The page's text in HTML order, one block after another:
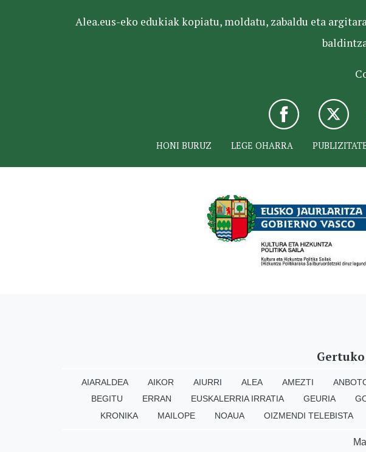
Alea.eus-eko edukiak kopiatu, moldatu, zabaldu eta
HONI BURUZ LEGE OHARRA
AIARALDEA AIKOR AIURRI ALEA AMEZTI
BEGITU
ERRAN EUSKALERRIA IRRATIA GEURIA
KRONIKA
MAILOPE NOAUA OIZMENDI TELEBISTA